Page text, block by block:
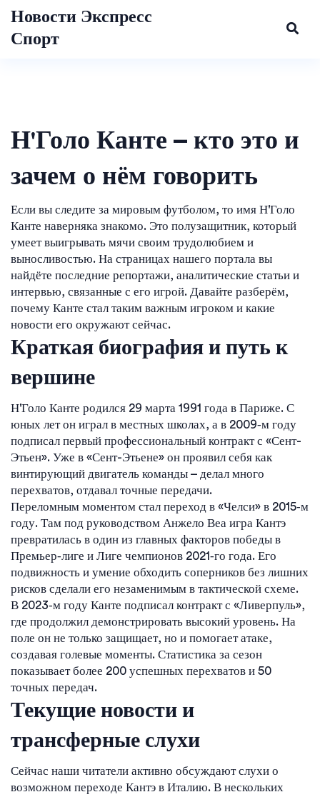
Новости Экспресс
Спорт
Н'Голо Канте – кто это и
зачем о нём говорить
Если вы следите за мировым футболом, то имя Н'Голо
Канте наверняка знакомо. Это полузащитник, который
умеет выигрывать мячи своим трудолюбием и
выносливостью. На страницах нашего портала вы
найдёте последние репортажи, аналитические статьи и
интервью, связанные с его игрой. Давайте разберём,
почему Канте стал таким важным игроком и какие
новости его окружают сейчас.
Краткая биография и путь к
вершине
Н'Голо Канте родился 29 марта 1991 года в Париже. С
юных лет он играл в местных школах, а в 2009‑м году
подписал первый профессиональный контракт с «Сент-
Этьен». Уже в «Сент-Этьене» он проявил себя как
винтирующий двигатель команды – делал много
перехватов, отдавал точные передачи.
Переломным моментом стал переход в «Челси» в 2015‑м
году. Там под руководством Анжело Веа игра Кантэ
превратилась в один из главных факторов победы в
Премьер‑лиге и Лиге чемпионов 2021‑го года. Его
подвижность и умение обходить соперников без лишних
рисков сделали его незаменимым в тактической схеме.
В 2023‑м году Канте подписал контракт с «Ливерпуль»,
где продолжил демонстрировать высокий уровень. На
поле он не только защищает, но и помогает атаке,
создавая голевые моменты. Статистика за сезон
показывает более 200 успешных перехватов и 50
точных передач.
Текущие новости и
трансферные слухи
Сейчас наши читатели активно обсуждают слухи о
возможном переходе Кантэ в Италию. В нескольких